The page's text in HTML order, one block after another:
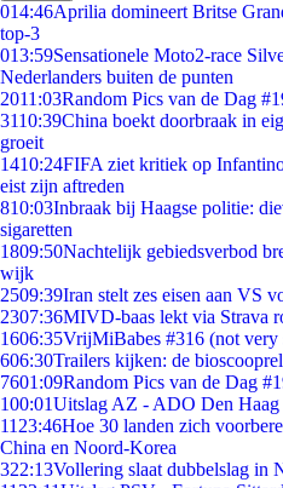
014:46Aprilia domineert Britse
top-3
013:59Sensationele Moto2-race
Nederlanders buiten de punten
2011:03Random Pics van de Dag
3110:39China boekt doorbraak in
groeit
1410:24FIFA ziet kritiek op
eist zijn aftreden
810:03Inbraak bij Haagse politie:
sigaretten
1809:50Nachtelijk gebiedsverbod
wijk
2509:39Iran stelt zes eisen aan VS
2307:36MIVD-baas lekt via Strava
1606:35VrijMiBabes #316 (not
606:30Trailers kijken: de
7601:09Random Pics van de Dag
100:01Uitslag AZ - ADO Den Haag
11 23:46Hoe 30 landen zich
China en Noord-Korea
322:13Vollering slaat dubbelslag in